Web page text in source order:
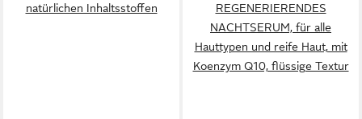
natürlichen Inhaltsstoffen
REGENERIERENDES
NACHTSERUM, für alle
Hauttypen und reife Haut, mit
Koenzym Q10, flüssige Textur